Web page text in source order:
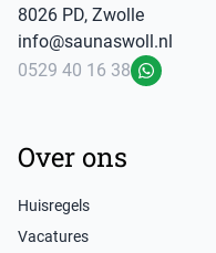
8026 PD, Zwolle
info@saunaswoll.nl
0529 40 16 38
WhatsApp
Over ons
Huisregels
Vacatures